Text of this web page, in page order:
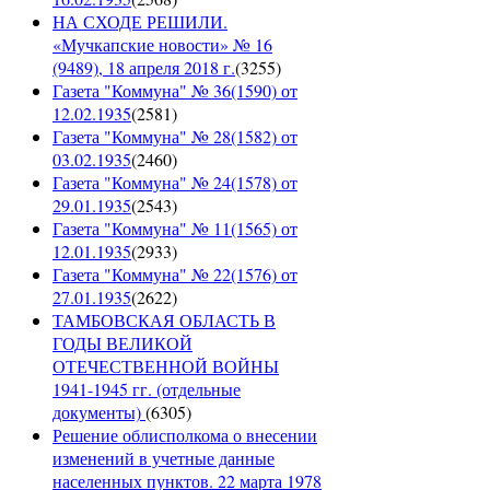
НА СХОДЕ РЕШИЛИ.
«Мучкапские новости» № 16
(9489), 18 апреля 2018 г.(3255)
Газета "Коммуна" № 36(1590) от
12.02.1935(2581)
Газета "Коммуна" № 28(1582) от
03.02.1935(2460)
Газета "Коммуна" № 24(1578) от
29.01.1935(2543)
Газета "Коммуна" № 11(1565) от
12.01.1935(2933)
Газета "Коммуна" № 22(1576) от
27.01.1935(2622)
ТАМБОВСКАЯ ОБЛАСТЬ В
ГОДЫ ВЕЛИКОЙ
ОТЕЧЕСТВЕННОЙ ВОЙНЫ
1941-1945 гг. (отдельные
документы)(6305)
Решение облисполкома о внесении
изменений в учетные данные
населенных пунктов. 22 марта 1978